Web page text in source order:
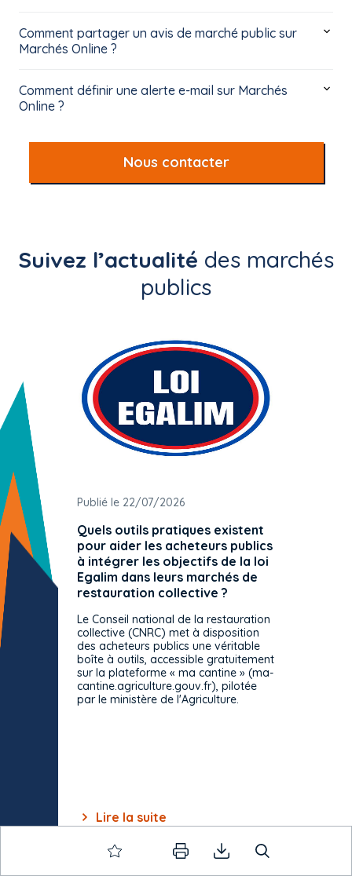
Comment partager un avis de marché public sur
Marchés Online ?
Comment définir une alerte e-mail sur Marchés
Online ?
Nous contacter
Suivez l’actualité des marchés
publics
Publié le 22/07/2026
Quels outils pratiques existent
pour aider les acheteurs publics
à intégrer les objectifs de la loi
Egalim dans leurs marchés de
restauration collective ?
Le Conseil national de la restauration
collective (CNRC) met à disposition
des acheteurs publics une véritable
boîte à outils, accessible gratuitement
sur la plateforme « ma cantine » (ma-
cantine.agriculture.gouv.fr), pilotée
par le ministère de l'Agriculture.
Lire la suite